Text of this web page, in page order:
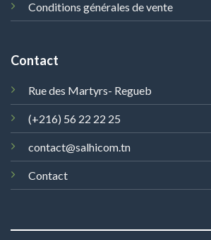
Conditions générales de vente
Contact
Rue des Martyrs- Regueb
(+216) 56 22 22 25
contact@salhicom.tn
Contact